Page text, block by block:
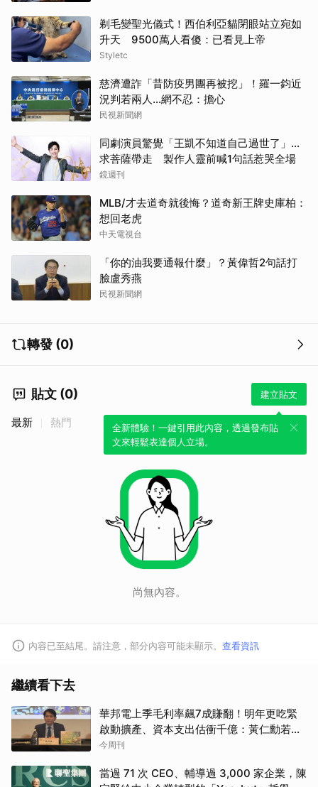
剃毛變聖光儀式！西伯利亞貓閉眼站立宛如
升天 9500萬人看傻：已看見上帝
Styletc
慈濟遭詐「昔防疫男團再被挖」！羅一鈞近
況判若兩人…網不忍：擔心
民視新聞網
同劇演員驚覺「王凱不知道自己過世了」...
求菩薩帶走 製作人靈前喊1句話惹哭全場
鏡週刊
MLB/才去道奇就後悔？道奇新王牌史庫柏：
想回老虎
中天電視台
「你的油我要通報什麼」？黃偉哲2句話打
臉盧秀燕
民視新聞網
轉發 (0)
貼文 (0) 建立貼文
全新體驗！一鍵引用此內容，透過發布貼
文來輕鬆表達個人立場。
最新 熱門
尚無內容。
內容已至結尾。請注意，部分內容可能未顯示。 查看資訊
繼續看下去
華邦電上季毛利率飆7成賺翻！明年更吃緊
啟動擴產、資本支出估衝千億：黃仁勳若想
到，早入主記憶體廠
今周刊
當過 71 次 CEO、輔導過 3,000 家企業，陳